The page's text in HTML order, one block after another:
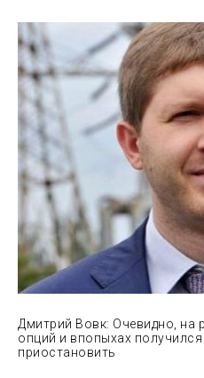
Дмитрий Вовк: Очевидно, на
опций и впопыхах получился
приостановить